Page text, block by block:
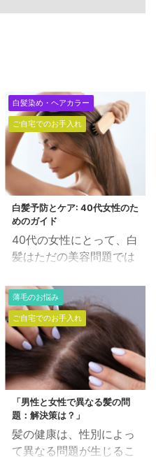
白髪染め・ヘアカラー
ご自宅でのお手入れ
白髪予防とケア: 40代女性のた
めのガイド
40代の女性にとって、白
髪はただの美容問題では
の自己表現や自信の一部
とも言えます。 この記事
では、白髪の予防とケア
に関して、科学的根拠に
基づきながらも、理解し
やすい方法で詳しく解説
します。 1. 白髪が生じる
原因 白髪は、髪の毛を形
成する毛乳頭にあるメラ
ノサイトがメラニン色素
薄毛のお悩み
ご自宅でのお手入れ
「男性と女性で異なる髪の問
題：解決策は？」
髪の健康は、性別によっ
て異なる問題が生じるこ